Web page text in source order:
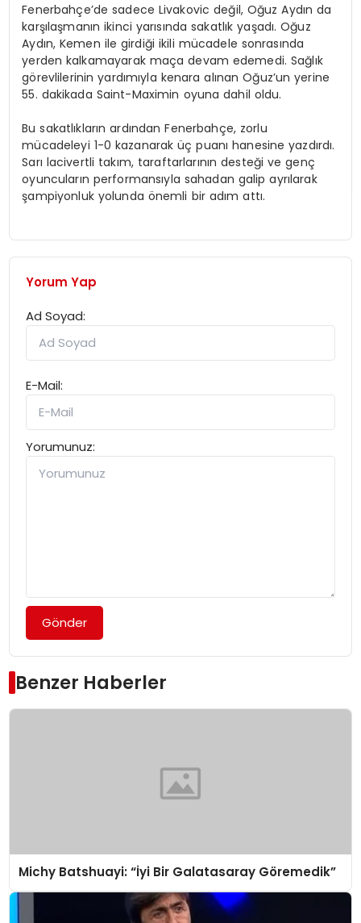
Fenerbahçe’de sadece Livakovic değil, Oğuz Aydın da
karşılaşmanın ikinci yarısında sakatlık yaşadı. Oğuz
Aydın, Kemen ile girdiği ikili mücadele sonrasında
yerden kalkamayarak maça devam edemedi. Sağlık
görevlilerinin yardımıyla kenara alınan Oğuz’un yerine
55. dakikada Saint-Maximin oyuna dahil oldu.
Bu sakatlıkların ardından Fenerbahçe, zorlu
mücadeleyi 1-0 kazanarak üç puanı hanesine yazdırdı.
Sarı lacivertli takım, taraftarlarının desteği ve genç
oyuncuların performansıyla sahadan galip ayrılarak
şampiyonluk yolunda önemli bir adım attı.
Yorum Yap
Ad Soyad:
E-Mail:
Yorumunuz:
Gönder
Benzer Haberler
Michy Batshuayi: “İyi Bir Galatasaray Göremedik”